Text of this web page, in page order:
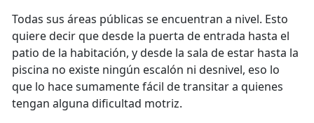
Todas sus áreas públicas se encuentran a nivel. Esto
quiere decir que desde la puerta de entrada hasta el
patio de la habitación, y desde la sala de estar hasta la
piscina no existe ningún escalón ni desnivel, eso lo
que lo hace sumamente fácil de transitar a quienes
tengan alguna dificultad motriz.